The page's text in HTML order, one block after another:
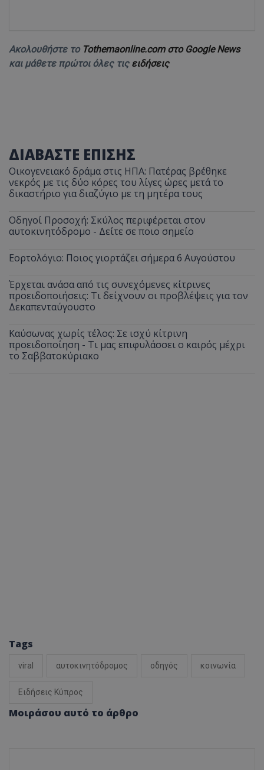
Ακολουθήστε το Tothemaonline.com στο Google News
και μάθετε πρώτοι όλες τις ειδήσεις
ΔΙΑΒΑΣΤΕ ΕΠΙΣΗΣ
Οικογενειακό δράμα στις ΗΠΑ: Πατέρας βρέθηκε
νεκρός με τις δύο κόρες του λίγες ώρες μετά το
δικαστήριο για διαζύγιο με τη μητέρα τους
Οδηγοί Προσοχή: Σκύλος περιφέρεται στον
αυτοκινητόδρομο - Δείτε σε ποιο σημείο
Εορτολόγιο: Ποιος γιορτάζει σήμερα 6 Αυγούστου
Έρχεται ανάσα από τις συνεχόμενες κίτρινες
προειδοποιήσεις: Τι δείχνουν οι προβλέψεις για τον
Δεκαπενταύγουστο
Καύσωνας χωρίς τέλος: Σε ισχύ κίτρινη
προειδοποίηση - Τι μας επιφυλάσσει ο καιρός μέχρι
το Σαββατοκύριακο
Tags
viral αυτοκινητόδρομος οδηγός κοινωνία
Ειδήσεις Κύπρος
Μοιράσου αυτό το άρθρο